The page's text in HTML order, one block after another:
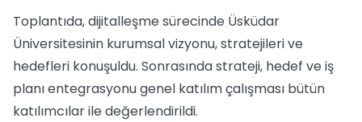
Toplantıda, dijitalleşme sürecinde Üsküdar
Üniversitesinin kurumsal vizyonu, stratejileri ve
hedefleri konuşuldu. Sonrasında strateji, hedef ve iş
planı entegrasyonu genel katılım çalışması bütün
katılımcılar ile değerlendirildi.